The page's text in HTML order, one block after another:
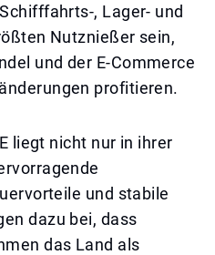
, Lager- und
Nutznießer sein,
und der E-Commerce
profitieren.
liegt nicht nur in ihrer
und stabile
dazu bei, dass
das Land als